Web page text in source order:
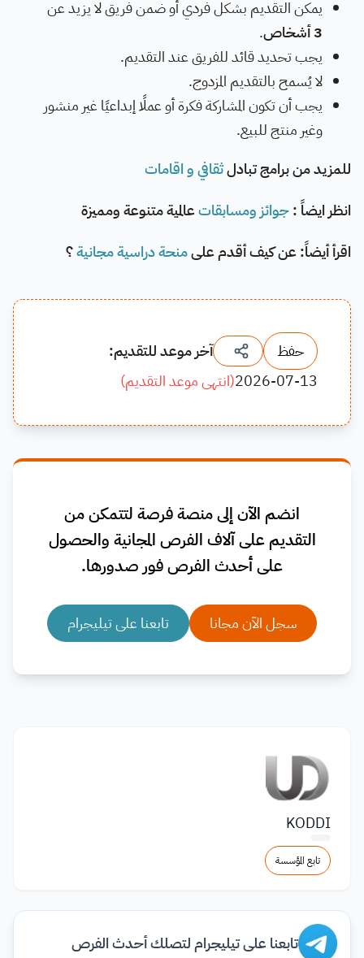
يمكن التقديم بشكل فردي أو ضمن فريق لا يزيد عن
3 أشخاص
.
يجب تحديد قائد للفريق عند التقديم.
لا يُسمح بالتقديم المزدوج.
يجب أن تكون المشاركة فكرة أو عملًا إبداعيًا غير منشور
وغير منتج للبيع.
للمزيد من برامج تبادلثقافي و اقامات
انظر ايضاً :جوائز ومسابقاتعالمية متنوعة ومميزة
اقرأ أيضاً: عن كيف أقدم علىمنحة دراسية مجانية؟
حفظ
آخر موعد للتقديم:
2026-07-13
(انتهى موعد التقديم)
انضم الآن إلى منصة فرصة لتتمكن من
التقديم على آلاف الفرص المجانية والحصول
على أحدث الفرص فور صدورها.
سجل الآن مجانا تابعنا على تيليجرام
KODDI
تابع المؤسسة
تابعنا على تيليجرام لتصلك أحدث الفرص